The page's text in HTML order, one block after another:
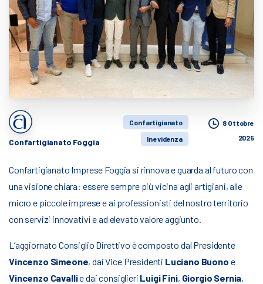
Confartigianato Foggia
Confartigianato
In evidenza
8 Ottobre
2025
Confartigianato Imprese Foggia si rinnova e guarda al futuro con
una visione chiara: essere sempre più vicina agli artigiani, alle
micro e piccole imprese e ai professionisti del nostro territorio
con servizi innovativi e ad elevato valore aggiunto.
L’aggiornato Consiglio Direttivo è composto dal Presidente
Vincenzo Simeone, dai Vice Presidenti Luciano Buono e
Vincenzo Cavallie dai consiglieri Luigi Fini, Giorgio Sernia,